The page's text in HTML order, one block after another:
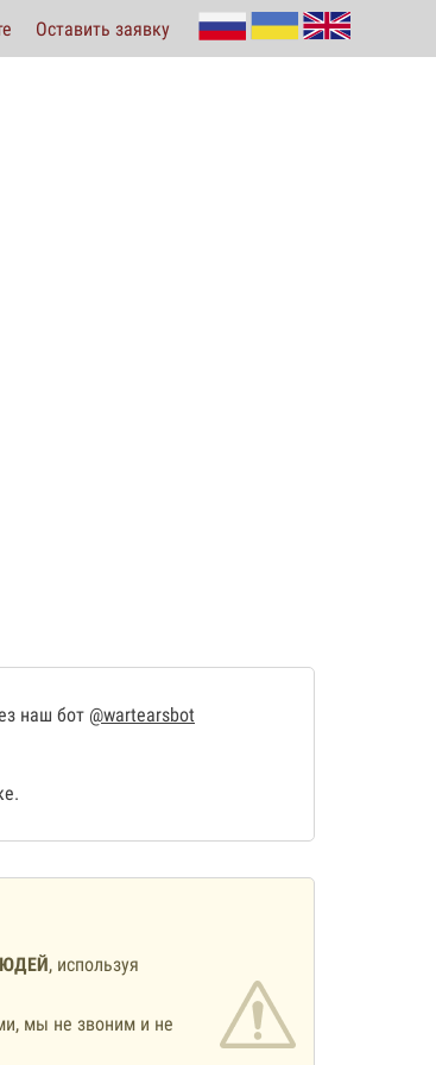
Оставить заявку
наш бот @wartearsbot
, используя
мы не звоним и не